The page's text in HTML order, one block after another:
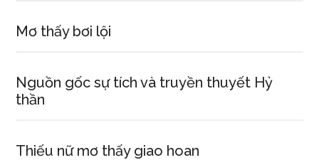
Mơ thấy bơi lội
Nguồn gốc sự tích và truyền thuyết Hỷ
thần
Thiếu nữ mơ thấy giao hoan